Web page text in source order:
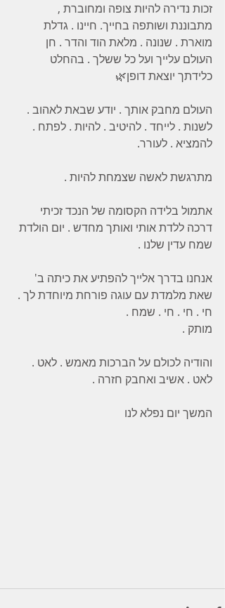
זכות נדירה להיות צופה ומחוברת ,
מתבוננת ושותפה בחייך. חיינו . גדלת
מוארת . שנונה . מלאת הוד והדר . חן
העולם עלייך ועל כל ששלך . בהחלט
כלידתך יוצאת דופן🌿
העולם מחבק אותך . יודע שבאת לאהוב .
לשנות . לייחד . להיטיב . להיות . לפתח .
להמציא . לעורר.
מתרגשת לאשה שצמחת להיות .
אתמול בלידה הקסומה של הנכד זכיתי
דרכה ללדת אותי ואותך מחדש . יום הולדת
שמח עדין שלנו .
אנחנו בדרך אלייך להפתיע את כיתה ב'
שאת מלמדת עם עוגה פורחת מיוחדת לך .
חי . חי . חי . שמח .
מותק .
והודיה לכולם על הברכות מאמש . לאט .
לאט . אשיב ואחבק חזרה .
המשך יום נפלא לנו